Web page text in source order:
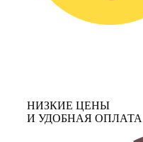
НИЗКИЕ ЦЕНЫ
И УДОБНАЯ ОПЛАТА